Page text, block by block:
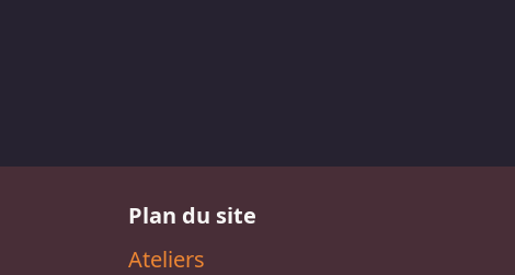
Plan du site
Ateliers